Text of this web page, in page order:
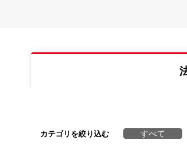
カテゴリを絞り込む すべて